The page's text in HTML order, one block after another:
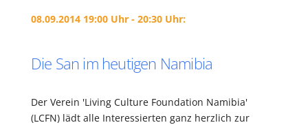
08.09.2014 19:00 Uhr - 20:30 Uhr:
Die San im heutigen Namibia
Der Verein 'Living Culture Foundation Namibia'
(LCFN) lädt alle Interessierten ganz herzlich zur